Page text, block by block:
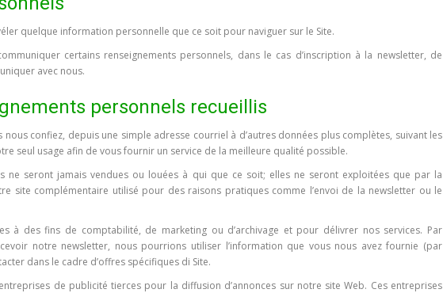
quelque information personnelle que ce soit pour naviguer sur le Site.
certains renseignements personnels, dans le cas d’inscription à la newsletter, de
avec nous.
personnels recueillis
confiez, depuis une simple adresse courriel à d’autres données plus complètes, suivant les
seul usage afin de vous fournir un service de la meilleure qualité possible.
ne seront jamais vendues ou louées à qui que ce soit; elles ne seront exploitées que par la
site complémentaire utilisé pour des raisons pratiques comme l’envoi de la newsletter ou le
à des fins de comptabilité, de marketing ou d’archivage et pour délivrer nos services. Par
notre newsletter, nous pourrions utiliser l’information que vous nous avez fournie (par
dans le cadre d’offres spécifiques di Site.
de publicité tierces pour la diffusion d’annonces sur notre site Web. Ces entreprises